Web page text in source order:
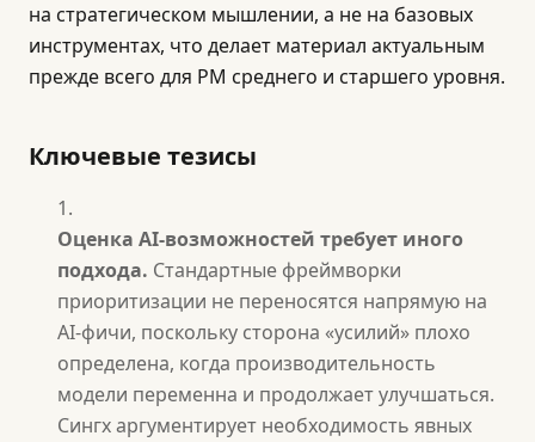
на стратегическом мышлении, а не на базовых
инструментах, что делает материал актуальным
прежде всего для PM среднего и старшего уровня.
Ключевые тезисы
Оценка AI-возможностей требует иного
подхода. Стандартные фреймворки
приоритизации не переносятся напрямую на
AI-фичи, поскольку сторона «усилий» плохо
определена, когда производительность
модели переменна и продолжает улучшаться.
Сингх аргументирует необходимость явных